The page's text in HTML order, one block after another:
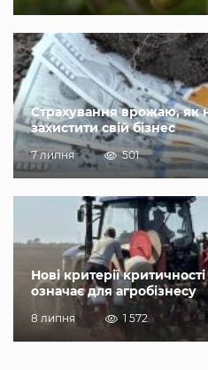
Страхування врожаю, як
захистити свій бізнес
7 липня 501
Нові критерії
означає для агробізнесу
8 липня 1 572